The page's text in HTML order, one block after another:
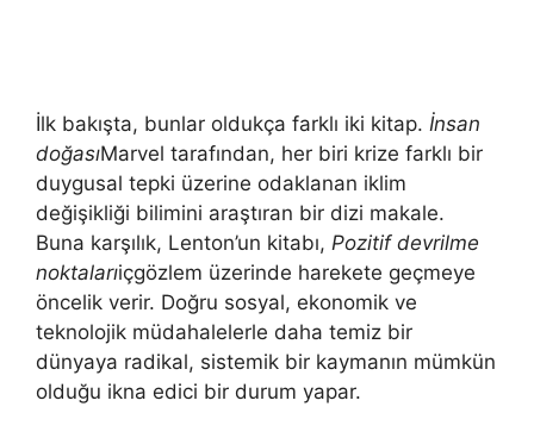
İlk bakışta, bunlar oldukça farklı iki kitap. İnsan
doğasıMarvel tarafından, her biri krize farklı bir
duygusal tepki üzerine odaklanan iklim
değişikliği bilimini araştıran bir dizi makale.
Buna karşılık, Lenton’un kitabı, Pozitif devrilme
noktalarıiçgözlem üzerinde harekete geçmeye
öncelik verir. Doğru sosyal, ekonomik ve
teknolojik müdahalelerle daha temiz bir
dünyaya radikal, sistemik bir kaymanın mümkün
olduğu ikna edici bir durum yapar.